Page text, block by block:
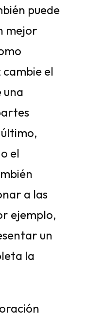
puede
mejor
cambie el
una
el
a las
ejemplo,
un
la